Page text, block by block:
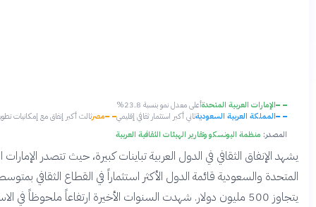
العربية المتحدةأعلى معدل نمو بنسبة 23.8%
العربية السعودية ثاني أكبر استثمار ثقافي إقليمي مصرثالث أكبر إنفاق مع إمكانيات تطوير عالية
منظمة اليونسكو وتقارير الهيئات الثقافية العربية
الثقافي في الدول العربية تباينات كبيرة، حيث تتصدر الإمارات العربية
قائمة الدول الأكثر استثماراً في القطاع الثقافي بمتوسط سنوي
يتجاوز 500 مليون دولار. شهدت السنوات الأخيرة ارتفاعاً ملحوظاً في الاستثمارات